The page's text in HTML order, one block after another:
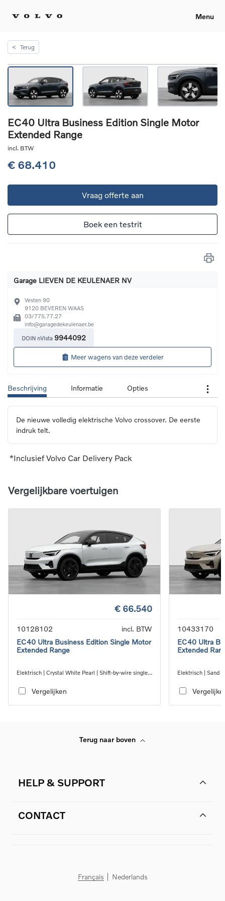
Menu
< Terug
EC40 Ultra Business Edition Single Motor
Extended Range
incl. BTW
€ 68.410
Vraag offerte aan
Boek een testrit
Garage LIEVEN DE KEULENAER NV
Vesten 90
9120 BEVEREN WAAS
03/775.77.27
info@garagedekeulenaer.be
DOIN nVista 9944092
Meer wagens van deze verdeler
Beschrijving Informatie Opties
De nieuwe volledig elektrische Volvo crossover. De eerste
indruk telt.
*Inclusief Volvo Car Delivery Pack
Vergelijkbare voertuigen
€ 66.540
10128102
incl. BTW
EC40 Ultra Business Edition Single Motor
Extended Range
Elektrisch | Crystal White Pearl | Shift-by-wire single
Vergelijken
10433170
EC40 Ultra
Extended
Elektrisch | Sand
Terug naar boven
HELP & SUPPORT
CONTACT
Français Nederlands